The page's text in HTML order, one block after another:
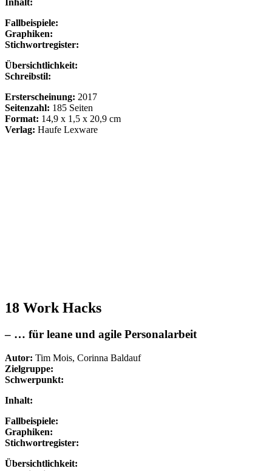
Fallbeispiele:
Graphiken:
Stichwortregister:
Übersichtlichkeit:
Schreibstil:
Ersterscheinung: 2017
Seitenzahl: 185 Seiten
Format: 14,9 x 1,5 x 20,9 cm
Verlag: Haufe Lexware
18 Work Hacks
– … für leane und agile Personalarbeit
Autor: Tim Mois, Corinna Baldauf
Zielgruppe:
Schwerpunkt:
Inhalt:
Fallbeispiele:
Graphiken:
Stichwortregister:
Übersichtlichkeit: